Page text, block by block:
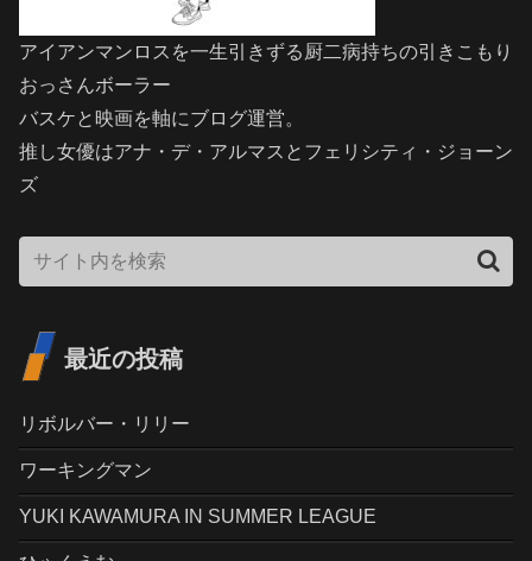
アイアンマンロスを一生引きずる厨二病持ちの引きこもり
おっさんボーラー
バスケと映画を軸にブログ運営。
推し女優はアナ・デ・アルマスとフェリシティ・ジョーン
ズ
最近の投稿
リボルバー・リリー
ワーキングマン
YUKI KAWAMURA IN SUMMER LEAGUE